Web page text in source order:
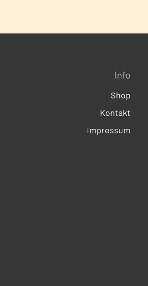
Info
Shop
Kontakt
Impressum